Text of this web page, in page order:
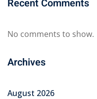
Recent Comments
No comments to show.
Archives
August 2026